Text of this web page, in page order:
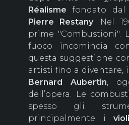
Réalisme fondato dal
Pierre Restany. Nel
prime "Combustioni".
fuoco incomincia
questa suggestione
artisti fino a
Bernard Aubertin,
dell’opera. Le
spesso gli
principalmente i